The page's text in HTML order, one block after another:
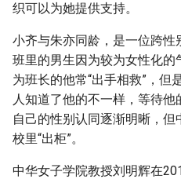
织可以为她提供支持。
小齐与朱亦同龄，是一位跨
班里的男生因为较为女性化
为班长的他常“出手相救”，
人知道了他的不一样，等待
自己的性别认同逐渐明晰，
校里“出柜”。
中华女子学院教授刘明辉在